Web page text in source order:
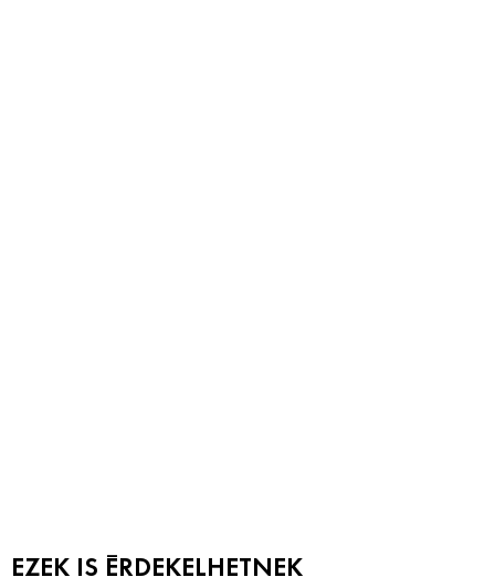
EZEK IS ÉRDEKELHETNEK